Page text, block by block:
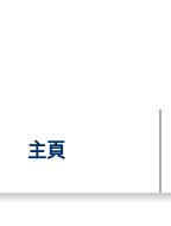
主頁